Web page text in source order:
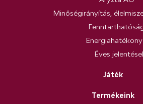
Minőségirányítás,
Éves
Játék
Termékeink